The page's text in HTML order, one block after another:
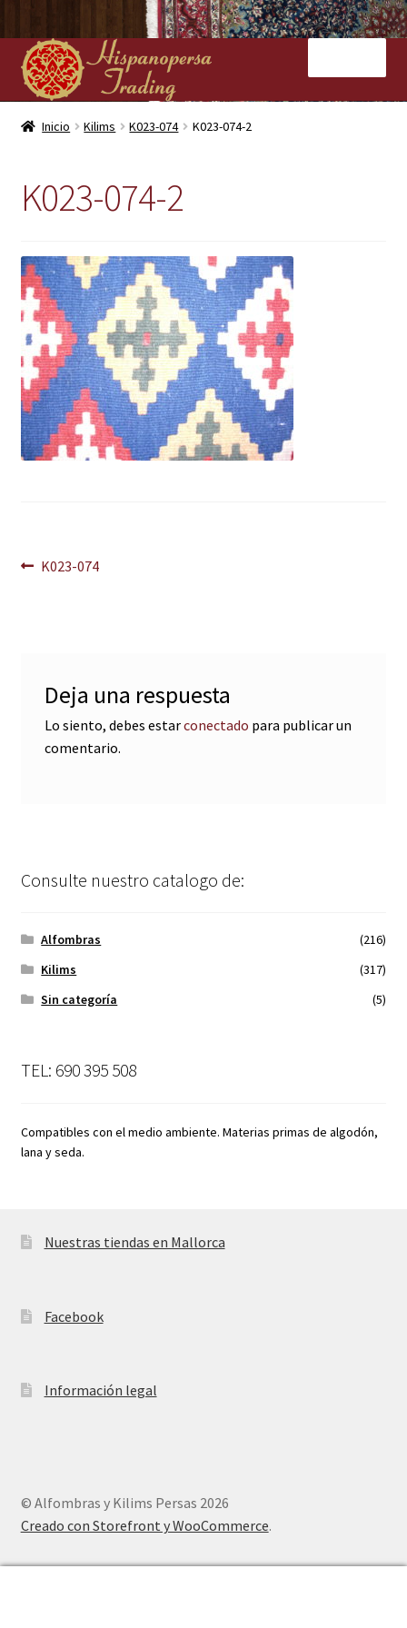
Ir
a
la
navegación
Ir
al
contenido
Inicio
Kilims
Contacto
Inicio Kilims K023-074 K023-074-2
K023-074-2
Navegación
Anterior:
K023-074
Deja una respuesta
Lo siento, debes estarconectado para publicar un
comentario.
Consulte nuestro catalogo de:
Alfombras
(216)
Kilims
(317)
Sin categoría
(5)
TEL: 690 395 508
Compatibles con el medio ambiente. Materias primas de algodón,
lana y seda.
Nuestras tiendas en Mallorca
Facebook
Información legal
© Alfombras y Kilims Persas 2026
Creado con Storefront y WooCommerce.